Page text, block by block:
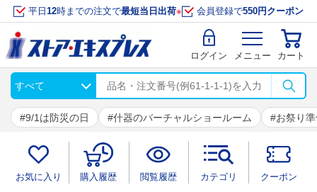
平日 12時までの注文で最短当日出荷※ 会員登録で550円クーポン
ログイン メニュー カート
9/1は防災の日 什器のバーチャルショールーム お祭り
お気に入り 購入履歴 閲覧履歴 カテゴリ クーポン